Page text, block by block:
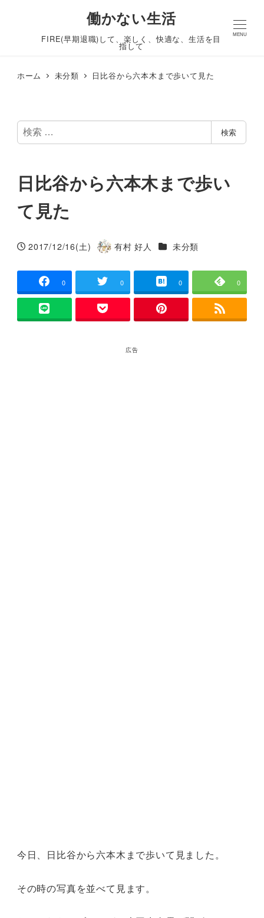
働かない生活
FIRE(早期退職)して、楽しく、快適な、生活を目
指して
MENU
ホーム 未分類 日比谷から六本木まで歩いて見た
検
索
検索
日比谷から六本木まで歩い
て見た
投稿日
2017/12/16(土)
著
有村 好人 カテゴリー
未分類
0 0 0 0
広告
今日、日比谷から六本木まで歩いて見ました。
その時の写真を並べて見ます。